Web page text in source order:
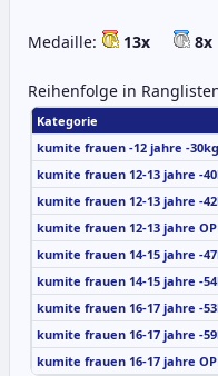
Medaille: 13x 8x
Reihenfolge in
Kategorie
kumite frauen -12 jahre -
kumite frauen 12-13 jahre -
kumite frauen 12-13 jahre -
kumite frauen 12-13 jahre
kumite frauen 14-15 jahre -
kumite frauen 14-15 jahre -
kumite frauen 16-17 jahre -
kumite frauen 16-17 jahre -
kumite frauen 16-17 jahre